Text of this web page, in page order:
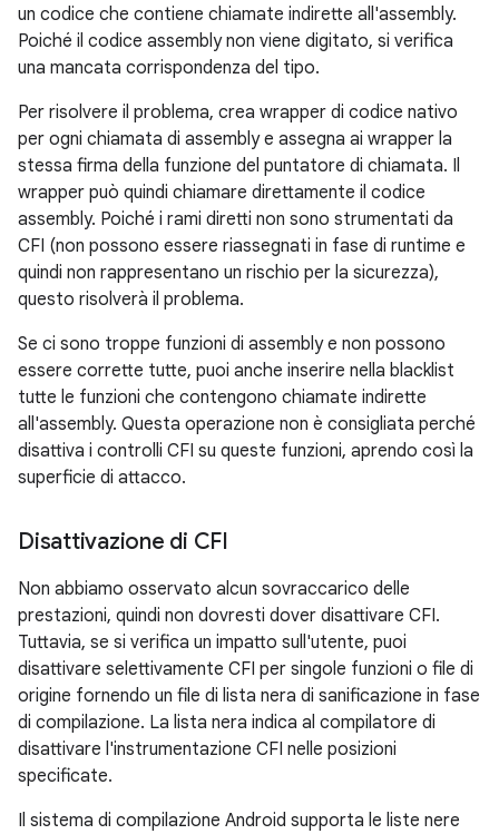
un codice che contiene chiamate indirette all'assembly.
Poiché il codice assembly non viene digitato, si verifica
una mancata corrispondenza del tipo.
Per risolvere il problema, crea wrapper di codice nativo
per ogni chiamata di assembly e assegna ai wrapper la
stessa firma della funzione del puntatore di chiamata. Il
wrapper può quindi chiamare direttamente il codice
assembly. Poiché i rami diretti non sono strumentati da
CFI (non possono essere riassegnati in fase di runtime e
quindi non rappresentano un rischio per la sicurezza),
questo risolverà il problema.
Se ci sono troppe funzioni di assembly e non possono
essere corrette tutte, puoi anche inserire nella blacklist
tutte le funzioni che contengono chiamate indirette
all'assembly. Questa operazione non è consigliata perché
disattiva i controlli CFI su queste funzioni, aprendo così la
superficie di attacco.
Disattivazione di CFI
Non abbiamo osservato alcun sovraccarico delle
prestazioni, quindi non dovresti dover disattivare CFI.
Tuttavia, se si verifica un impatto sull'utente, puoi
disattivare selettivamente CFI per singole funzioni o file di
origine fornendo un file di lista nera di sanificazione in fase
di compilazione. La lista nera indica al compilatore di
disattivare l'instrumentazione CFI nelle posizioni
specificate.
Il sistema di compilazione Android supporta le liste nere